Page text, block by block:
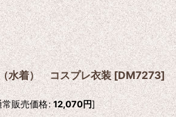
水着） コスプレ衣装[DM7273]
常販売価格: 12,070円]